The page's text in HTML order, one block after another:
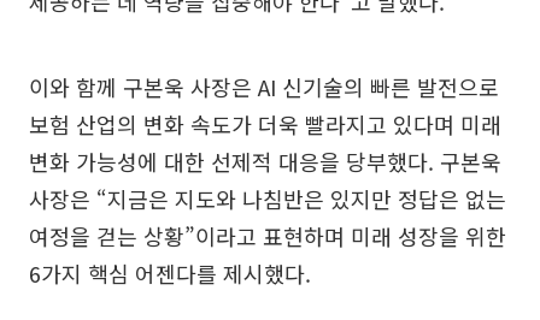
이와 함께 구본욱 사장은 AI 신기술의 빠른 발전으로
보험 산업의 변화 속도가 더욱 빨라지고 있다며 미래
변화 가능성에 대한 선제적 대응을 당부했다. 구본욱
사장은 “지금은 지도와 나침반은 있지만 정답은 없는
여정을 걷는 상황”이라고 표현하며 미래 성장을 위한
6가지 핵심 어젠다를 제시했다.